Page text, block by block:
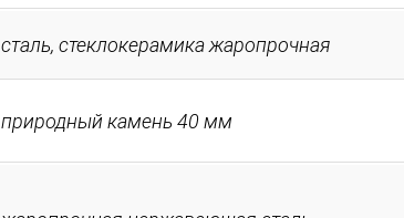
сталь, стеклокерамика жаропрочная
природный камень 40 мм